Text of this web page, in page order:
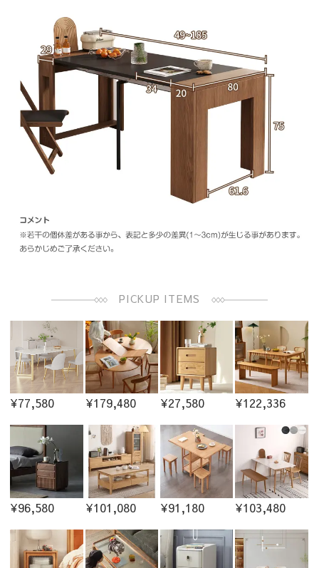
PICKUP ITEMS
¥77,580 ¥179,480 ¥27,580 ¥122,336
¥96,580 ¥101,080 ¥91,180 ¥103,480